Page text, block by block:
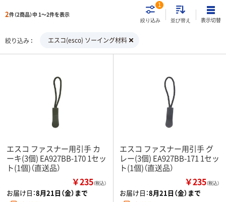
2件（2商品）中 1～2件を表示
絞り込み
1
並び替え 表示切替
絞り込み エスコ(esco) ソーイング材料
エスコ ファスナー用引手 カ
ーキ(3個) EA927BB-170 1セッ
ト(1個)（直送品）
￥235（税込）
お届け日：8月21日（金）まで
エスコ ファスナー用引手 グ
レー(3個) EA927BB-171 1セッ
ト(1個)（直送品）
￥235（税込）
お届け日：8月21日（金）まで